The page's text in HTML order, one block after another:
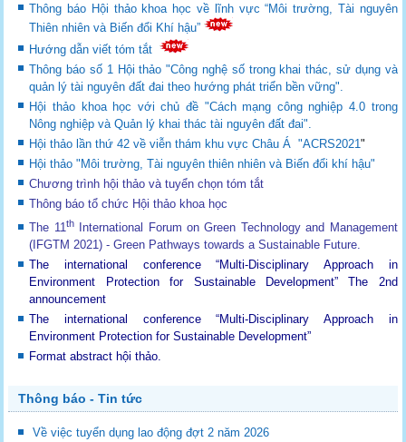
Thông báo Hội thảo khoa học về lĩnh vực “Môi trường, Tài nguyên
Thiên nhiên và Biến đổi Khí hậu”
Hướng dẫn viết tóm tắt
Thông báo số 1 Hội thảo "Công nghệ số trong khai thác, sử dụng và
quản lý tài nguyên đất đai theo hướng phát triển bền vững".
Hội thảo khoa học với chủ đề "Cách mạng công nghiệp 4.0 trong
Nông nghiệp và Quản lý khai thác tài nguyên đất đai".
Hội thảo lần thứ 42 về viễn thám khu vực Châu Á "ACRS2021"
Hội thảo "Môi trường, Tài nguyên thiên nhiên và Biến đổi khí hậu"
Chương trình hội thảo và tuyển chọn tóm tắt
Thông báo tổ chức Hội thảo khoa học
The 11thInternational Forum on Green Technology and Management
(IFGTM 2021) - Green Pathways towards a Sustainable Future.
The international conference “Multi-Disciplinary Approach in
Environment Protection for Sustainable Development”The 2nd
announcement
The international conference “Multi-Disciplinary Approach in
Environment Protection for Sustainable Development”
Format abstract hội thảo.
Thông báo - Tin tức
Về việc tuyển dụng lao động đợt 2 năm 2026